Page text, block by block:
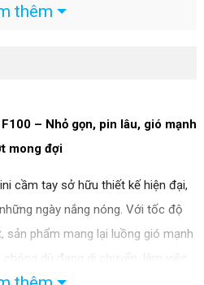
thêm
– Nhỏ gọn, pin lâu, gió mạnh
mong đợi
cầm tay sở hữu thiết kế hiện đại,
ngày nắng nóng. Với tốc độ
sản phẩm mang lại luồng gió mạnh
dù đang di chuyển, làm việc